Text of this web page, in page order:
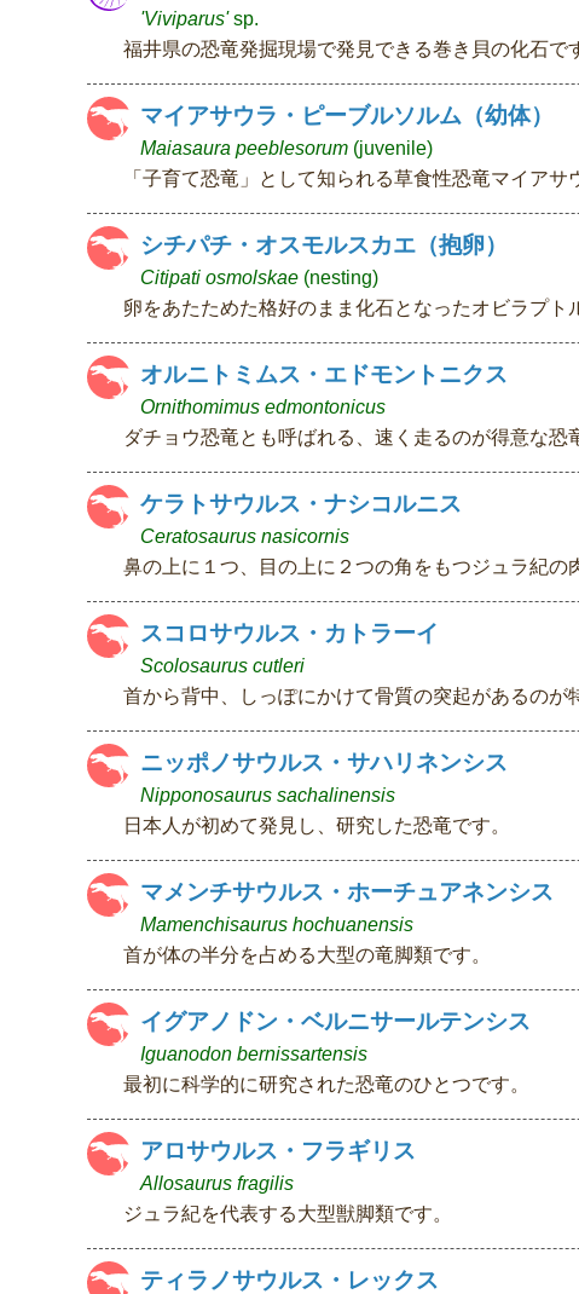
'Viviparus'sp.
福井県の恐竜発掘現場で発見できる巻き貝の化石で
マイアサウラ・ピーブルソルム（幼体）
Maiasaura peeblesorum (juvenile)
「子育て恐竜」として知られる草食性恐竜マイアサ
シチパチ・オスモルスカエ（抱卵）
Citipati osmolskae (nesting)
卵をあたためた格好のまま化石となったオビラプト
オルニトミムス・エドモントニクス
Ornithomimus edmontonicus
ダチョウ恐竜とも呼ばれる、速く走るのが得意な恐
ケラトサウルス・ナシコルニス
Ceratosaurus nasicornis
鼻の上に１つ、目の上に２つの角をもつジュラ紀の
スコロサウルス・カトラーイ
Scolosaurus cutleri
首から背中、しっぽにかけて骨質の突起があるのが
ニッポノサウルス・サハリネンシス
Nipponosaurus sachalinensis
日本人が初めて発見し、研究した恐竜です。
マメンチサウルス・ホーチュアネンシス
Mamenchisaurus hochuanensis
首が体の半分を占める大型の竜脚類です。
イグアノドン・ベルニサールテンシス
Iguanodon bernissartensis
最初に科学的に研究された恐竜のひとつです。
アロサウルス・フラギリス
Allosaurus fragilis
ジュラ紀を代表する大型獣脚類です。
ティラノサウルス・レックス